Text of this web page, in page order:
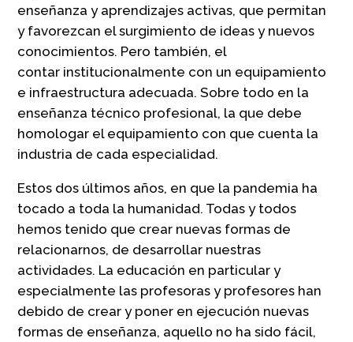
enseñanza y aprendizajes activas, que permitan
y favorezcan el surgimiento de ideas y nuevos
conocimientos. Pero también, el
contar institucionalmente con un equipamiento
e infraestructura adecuada. Sobre todo en la
enseñanza técnico profesional, la que debe
homologar el equipamiento con que cuenta la
industria de cada especialidad.
Estos dos últimos años, en que la pandemia ha
tocado a toda la humanidad. Todas y todos
hemos tenido que crear nuevas formas de
relacionarnos, de desarrollar nuestras
actividades. La educación en particular y
especialmente las profesoras y profesores han
debido de crear y poner en ejecución nuevas
formas de enseñanza, aquello no ha sido fácil,